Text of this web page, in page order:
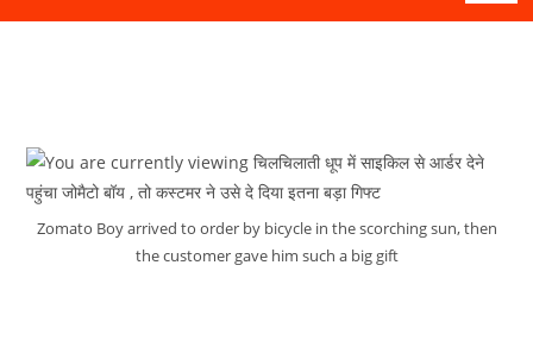
Zomato Boy arrived to order by bicycle in the scorching sun, then
the customer gave him such a big gift